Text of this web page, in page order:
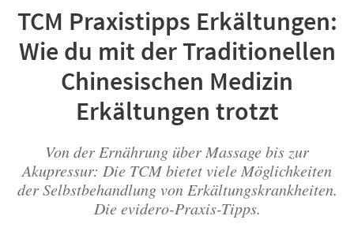
TCM Praxistipps Erkältungen:
Wie du mit der Traditionellen
Chinesischen Medizin
Erkältungen trotzt
Von der Ernährung über Massage bis zur
Akupressur: Die TCM bietet viele Möglichkeiten
der Selbstbehandlung von Erkältungskrankheiten.
Die evidero-Praxis-Tipps.